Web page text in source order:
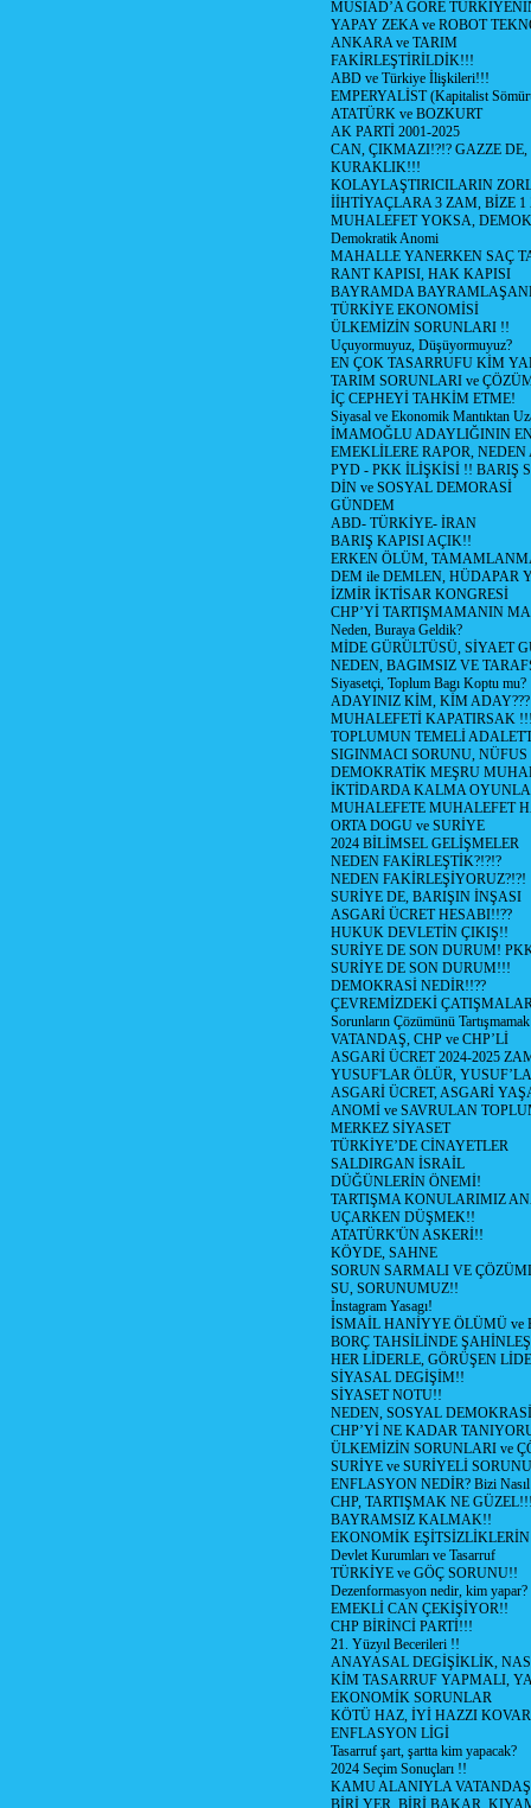
MÜSİAD’A GÖRE
YAPAY ZEKA ve ROBOT
ANKARA ve TARIM
FAKİRLEŞTİRİLDİK!!!
ABD ve Türkiye İlişkileri!!!
EMPERYALİST (Kapitalist
ATATÜRK ve BOZKURT
AK PARTİ 2001-2025
CAN, ÇIKMAZI!?!? GAZZE
KURAKLIK!!!
KOLAYLAŞTIRICILARIN
İİHTİYAÇLARA 3 ZAM, BİZE
MUHALEFET YOKSA,
Demokratik Anomi
MAHALLE YANERKEN SAÇ
RANT KAPISI, HAK KAPISI
BAYRAMDA
TÜRKİYE EKONOMİSİ
ÜLKEMİZİN SORUNLARI !!
Uçuyormuyuz, Düşüyormuyuz?
EN ÇOK TASARRUFU KİM
TARIM SORUNLARI ve
İÇ CEPHEYİ TAHKİM ETME!
Siyasal ve Ekonomik Mantıktan
İMAMOĞLU ADAYLIĞININ
EMEKLİLERE RAPOR,
PYD - PKK İLİŞKİSİ !! BARIŞ
DİN ve SOSYAL DEMORASİ
GÜNDEM
ABD- TÜRKİYE- İRAN
BARIŞ KAPISI AÇIK!!
ERKEN ÖLÜM,
DEM ile DEMLEN, HÜDAPAR
İZMİR İKTİSAR KONGRESİ
CHP’Yİ TARTIŞMAMANIN
Neden, Buraya Geldik?
MİDE GÜRÜLTÜSÜ, SİYAET
NEDEN, BAGIMSIZ VE
Siyasetçi, Toplum Bagı Koptu mu?
ADAYINIZ KİM, KİM ADAY???
MUHALEFETİ KAPATIRSAK
TOPLUMUN TEMELİ
SIGINMACI SORUNU,
DEMOKRATİK MEŞRU
İKTİDARDA KALMA
MUHALEFETE MUHALEFET
ORTA DOGU ve SURİYE
2024 BİLİMSEL GELİŞMELER
NEDEN FAKİRLEŞTİK?!?!?
NEDEN FAKİRLEŞİYORUZ?!?!
SURİYE DE, BARIŞIN İNŞASI
ASGARİ ÜCRET HESABI!!??
HUKUK DEVLETİN ÇIKIŞ!!
SURİYE DE SON DURUM!
SURİYE DE SON DURUM!!!
DEMOKRASİ NEDİR!!??
ÇEVREMİZDEKİ
Sorunların Çözümünü
VATANDAŞ, CHP ve CHP’Lİ
ASGARİ ÜCRET 2024-2025
YUSUF'LAR ÖLÜR,
ASGARİ ÜCRET, ASGARİ
ANOMİ ve SAVRULAN
MERKEZ SİYASET
TÜRKİYE’DE CİNAYETLER
SALDIRGAN İSRAİL
DÜĞÜNLERİN ÖNEMİ!
TARTIŞMA KONULARIMIZ
UÇARKEN DÜŞMEK!!
ATATÜRK'ÜN ASKERİ!!
KÖYDE, SAHNE
SORUN SARMALI VE
SU, SORUNUMUZ!!
İnstagram Yasagı!
İSMAİL HANİYYE ÖLÜMÜ ve
BORÇ TAHSİLİNDE
HER LİDERLE, GÖRÜŞEN
SİYASAL DEGİŞİM!!
SİYASET NOTU!!
NEDEN, SOSYAL
CHP’Yİ NE KADAR
ÜLKEMİZİN SORUNLARI ve
SURİYE ve SURİYELİ
ENFLASYON NEDİR? Bizi
CHP, TARTIŞMAK NE
BAYRAMSIZ KALMAK!!
EKONOMİK
Devlet Kurumları ve Tasarruf
TÜRKİYE ve GÖÇ SORUNU!!
Dezenformasyon nedir, kim yapar?
EMEKLİ CAN ÇEKİŞİYOR!!
CHP BİRİNCİ PARTİ!!!
21. Yüzyıl Becerileri !!
ANAYASAL DEGİŞİKLİK,
KİM TASARRUF YAPMALI,
EKONOMİK SORUNLAR
KÖTÜ HAZ, İYİ HAZZI
ENFLASYON LİGİ
Tasarruf şart, şartta kim yapacak?
2024 Seçim Sonuçları !!
KAMU ALANIYLA
BİRİ YER, BİRİ BAKAR,